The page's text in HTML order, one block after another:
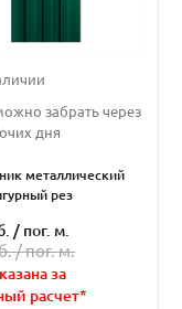
забрать через
дня
металлический
рез
/ пог. м.
/пог. м.
за
расчет*